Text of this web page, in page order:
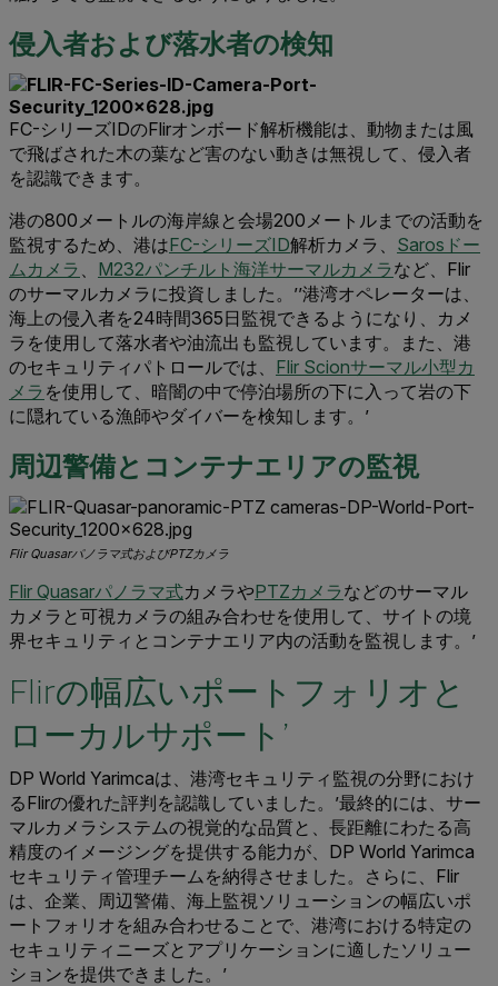
侵入者および落水者の検知
FC-シリーズIDのFlirオンボード解析機能は、動物または風
で飛ばされた木の葉など害のない動きは無視して、侵入者
を認識できます。
港の800メートルの海岸線と会場200メートルまでの活動を
監視するため、港はFC-シリーズID解析カメラ、 Sarosドー
ムカメラ
M232パンチルト海洋サーマルカメラなど、Flir
のサーマルカメラに投資しました。’’港湾オペレーターは、
海上の侵入者を24時間365日監視できるようになり、カメ
ラを使用して落水者や油流出も監視しています。また、港
のセキュリティパトロールでは、 Flir Scionサーマル小型カ
メラ を使用して、暗闇の中で停泊場所の下に入って岩の下
に隠れている漁師やダイバーを検知します。’
周辺警備とコンテナエリアの監視
Flir Quasarパノラマ式およびPTZカメラ
Flir Quasarパノラマ式カメラやPTZカメラなどのサーマル
カメラと可視カメラの組み合わせを使用して、サイトの境
界セキュリティとコンテナエリア内の活動を監視します。’
Flirの幅広いポートフォリオと
ローカルサポート’
DP World Yarimcaは、港湾セキュリティ監視の分野におけ
るFlirの優れた評判を認識していました。’最終的には、サー
マルカメラシステムの視覚的な品質と、長距離にわたる高
精度のイメージングを提供する能力が、DP World Yarimca
セキュリティ管理チームを納得させました。さらに、Flir
は、企業、周辺警備、海上監視ソリューションの幅広いポ
ートフォリオを組み合わせることで、港湾における特定の
セキュリティニーズとアプリケーションに適したソリュー
ションを提供できました。’